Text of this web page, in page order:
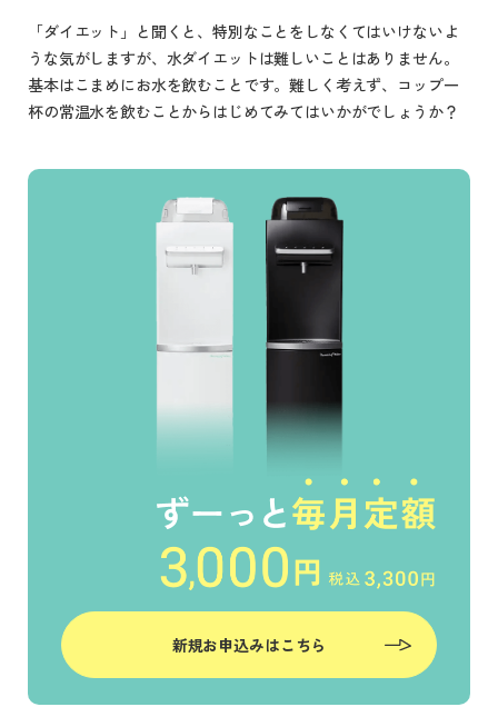
「ダイエット」と聞くと、特別なことをしなくてはいけないよ
うな気がしますが、水ダイエットは難しいことはありません。
基本はこまめにお水を飲むことです。難しく考えず、コップ一
杯の常温水を飲むことからはじめてみてはいかがでしょうか？
新規お申込みはこちら